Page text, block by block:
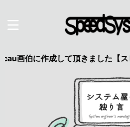
に作成して頂きました【スピー